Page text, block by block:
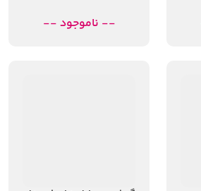
-- ناموجود --